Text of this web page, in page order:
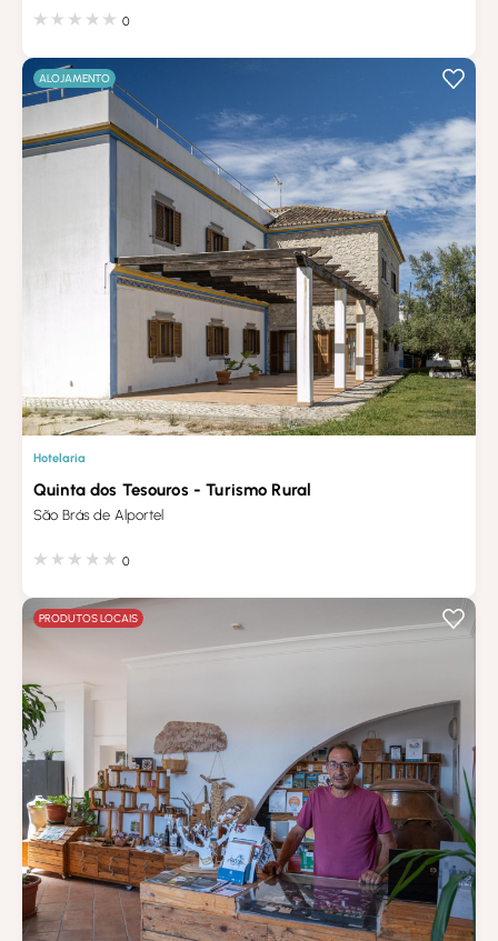
0
ALOJAMENTO
Hotelaria
Quinta dos Tesouros - Turismo Rural
São Brás de Alportel
0
PRODUTOS LOCAIS